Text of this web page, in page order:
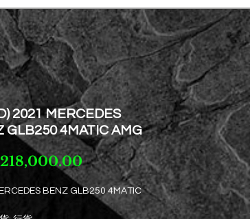
2021 MERCEDES
GLB250 4MATIC AMG
價
格
BENZ GLB250 4MATIC